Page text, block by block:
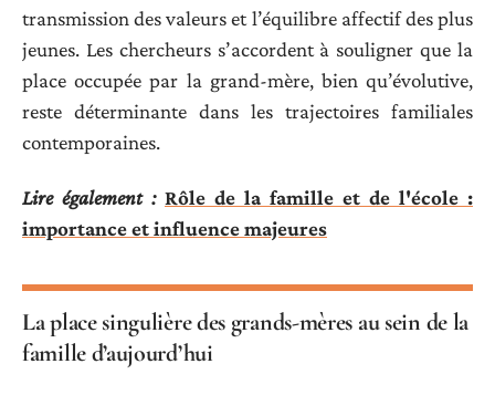
transmission des valeurs et l’équilibre affectif des plus
jeunes. Les chercheurs s’accordent à souligner que la
place occupée par la grand-mère, bien qu’évolutive,
reste déterminante dans les trajectoires familiales
contemporaines.
Lire également : Rôle de la famille et de l'école :
importance et influence majeures
La place singulière des grands-mères au sein de la
famille d’aujourd’hui